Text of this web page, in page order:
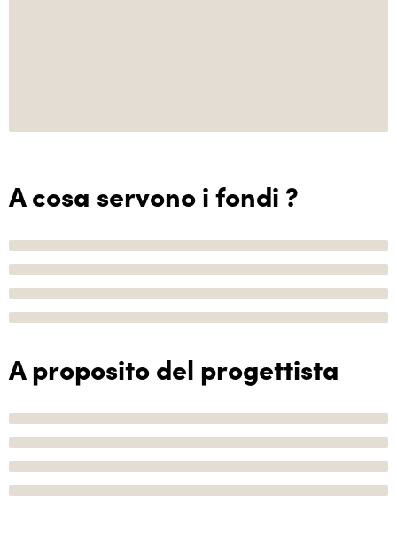
A cosa servono i fondi ?
A proposito del progettista